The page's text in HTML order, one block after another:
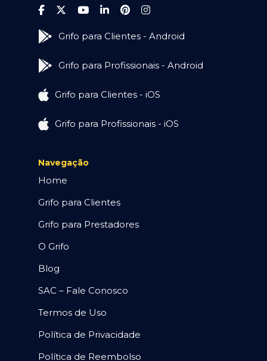
Grifo para Clientes - Android
Grifo para Profissionais - Android
Grifo para Clientes - iOS
Grifo para Profissionais - iOS
Navegação
Home
Grifo para Clientes
Grifo para Prestadores
O Grifo
Blog
SAC – Fale Conosco
Termos de Uso
Política de Privacidade
Política de Reembolso